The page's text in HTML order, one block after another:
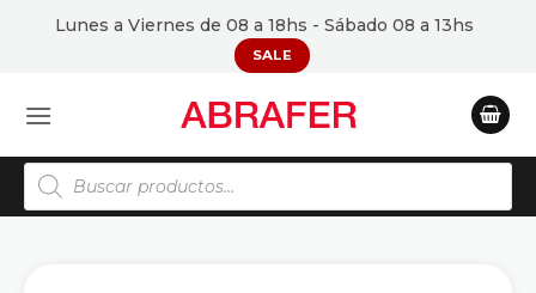
Lunes a Viernes de 08 a 18hs - Sábado 08 a 13hs
SALE
Búsqueda
de
productos